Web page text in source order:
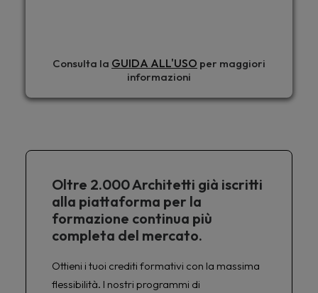
Consulta la GUIDA ALL'USO per maggiori
informazioni
Oltre 2.000 Architetti già iscritti
alla piattaforma per la
formazione continua più
completa del mercato.
Ottieni i tuoi crediti formativi con la massima
flessibilità. I nostri programmi di